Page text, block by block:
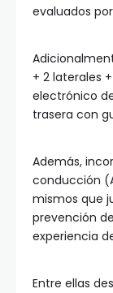
evaluados
+ 2 laterales
electrónico
trasera con
Además,
conducción
mismos que
prevención
experiencia
Entre ellas